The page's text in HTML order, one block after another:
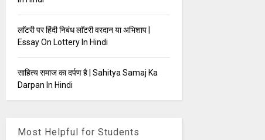
लाॅटरी पर हिंदी निबंध लाॅटरी वरदान या अभिशाप |
Essay On Lottery In Hindi
साहित्य समाज का दर्पण है | Sahitya Samaj Ka
Darpan In Hindi
Most Helpful for Students